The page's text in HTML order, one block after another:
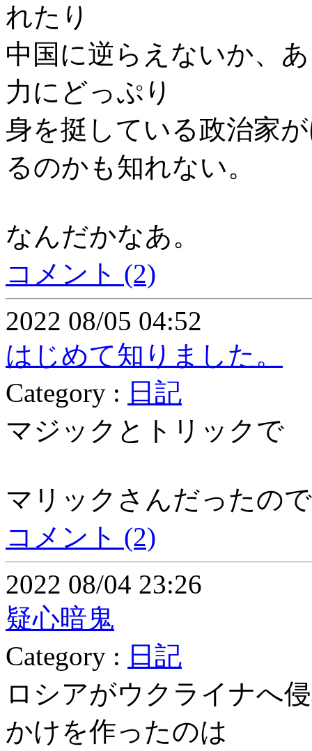
れたり
中国に逆らえないか、
力にどっぷり
身を挺している政治家
るのかも知れない。
なんだかなあ。
コメント (2)
2022 08/05 04:52
はじめて知りました。
Category : 日記
マジックとトリックで
マリックさんだったの
コメント (2)
2022 08/04 23:26
疑心暗鬼
Category : 日記
ロシアがウクライナへ
かけを作ったのは